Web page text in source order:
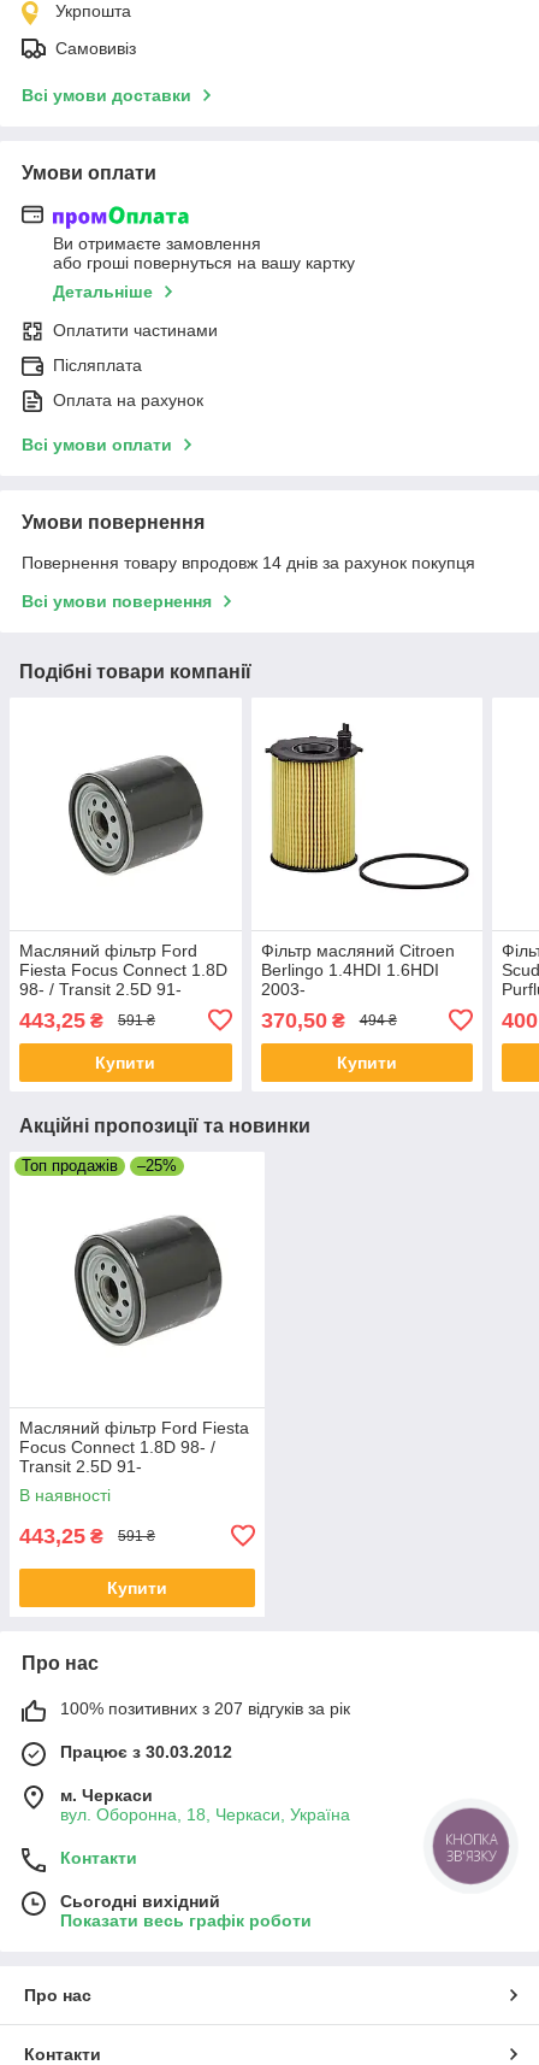
Укрпошта
Самовивіз
Всі умови доставки
Умови оплати
Ви отримаєте замовлення
або гроші повернуться на вашу картку
Детальніше
Оплатити частинами
Післяплата
Оплата на рахунок
Всі умови оплати
Умови повернення
Повернення товару впродовж 14 днів за рахунок покупця
Всі умови повернення
Подібні товари компанії
Масляний фільтр Ford
Fiesta Focus Connect 1.8D
98- / Transit 2.5D 91-
443,25 ₴ 591 ₴
Купити
Фільтр масляний Citroen
Berlingo 1.4HDI 1.6HDI
2003-
370,50₴ 494 ₴
Купити
Акційні пропозиції та новинки
Топ продажів –25%
Масляний фільтр Ford Fiesta
Focus Connect 1.8D 98- /
Transit 2.5D 91-
В наявності
443,25 ₴ 591 ₴
Купити
Про нас
100% позитивних з 207 відгуків за рік
Працює з 30.03.2012
м. Черкаси
вул. Оборонна, 18, Черкаси, Україна
Контакти
Сьогодні вихідний
Показати весь графік роботи
Про нас
Контакти
КНОПКА
ЗВ'ЯЗКУ